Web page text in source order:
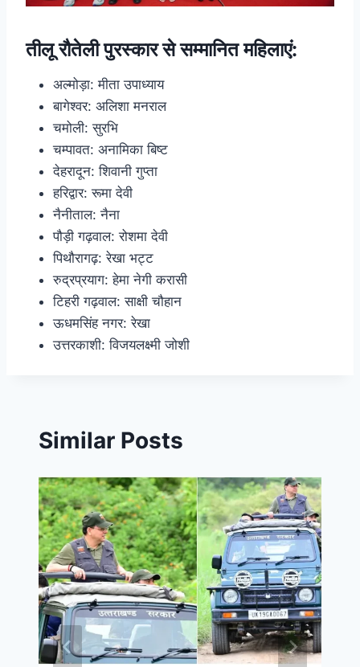
तीलू रौतेली पुरस्कार से सम्मानित महिलाएं:
अल्मोड़ा: मीता उपाध्याय
बागेश्वर: अलिशा मनराल
चमोली: सुरभि
चम्पावत: अनामिका बिष्ट
देहरादून: शिवानी गुप्ता
हरिद्वार: रूमा देवी
नैनीताल: नैना
पौड़ी गढ़वाल: रोशमा देवी
पिथौरागढ़: रेखा भट्ट
रुद्रप्रयाग: हेमा नेगी करासी
टिहरी गढ़वाल: साक्षी चौहान
ऊधमसिंह नगर: रेखा
उत्तरकाशी: विजयलक्ष्मी जोशी
Similar Posts